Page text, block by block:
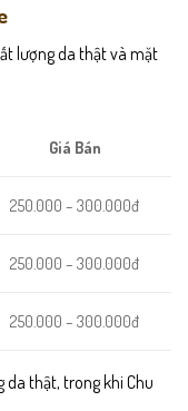
lượng da thật và mặt
Giá Bán
250.000 – 300.000đ
250.000 – 300.000đ
250.000 – 300.000đ
da thật, trong khi Chu